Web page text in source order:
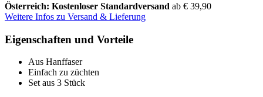
Österreich: Kostenloser Standardversand ab € 39,90
Weitere Infos zu Versand & Lieferung
Eigenschaften und Vorteile
Aus Hanffaser
Einfach zu züchten
Set aus 3 Stück